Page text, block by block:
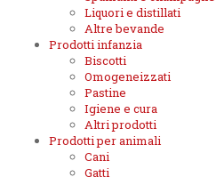
Liquori e distillati
Altre bevande
Prodotti infanzia
Biscotti
Omogeneizzati
Pastine
Igiene e cura
Altri prodotti
Prodotti per animali
Cani
Gatti